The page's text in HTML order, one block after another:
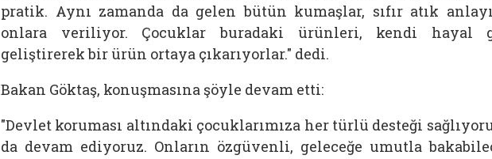
pratik. Aynı zamanda da gelen bütün kumaşlar, sıfır atık
onlara veriliyor. Çocuklar buradaki ürünleri, kendi hayal
geliştirerek bir ürün ortaya çıkarıyorlar." dedi.
Bakan Göktaş, konuşmasına şöyle devam etti:
"Devlet koruması altındaki çocuklarımıza her türlü desteği
da devam ediyoruz. Onların özgüvenli, geleceğe umutla